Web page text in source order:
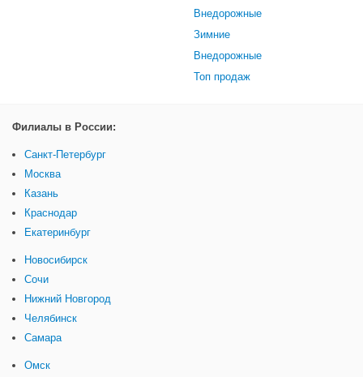
Внедорожные
Зимние
Внедорожные
Топ продаж
Филиалы в России:
Санкт-Петербург
Москва
Казань
Краснодар
Екатеринбург
Новосибирск
Сочи
Нижний Новгород
Челябинск
Самара
Омск